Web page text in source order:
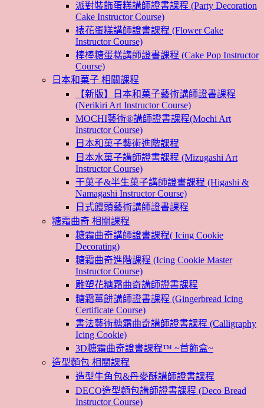
派對裝飾蛋糕講師證書課程 (Party Decoration
Cake Instructor Course)
裱花蛋糕講師證書課程 (Flower Cake
Instructor Course)
棒棒糖蛋糕講師證書課程 (Cake Pop Instructor
Course)
日本和菓子 相關課程
【新版】日本和菓子藝術講師證書課程
(Nerikiri Art Instructor Course)
MOCHI藝術®講師證書課程(Mochi Art
Instructor Course)
日本和菓子藝術進階課程
日本水菓子講師證書課程 (Mizugashi Art
Instructor Course)
干菓子&半生菓子講師證書課程 (Higashi &
Namagashi Instructor Course)
日式饅頭藝術講師證書課程
糖霜曲奇 相關課程
糖霜曲奇講師證書課程( Icing Cookie
Decorating)
糖霜曲奇進階課程 (Icing Cookie Master
Instructor Course)
雕塑花糖霜曲奇講師證書課程
糖霜薑餅講師證書課程 (Gingerbread Icing
Certificate Course)
書法藝術糖霜曲奇講師證書課程 (Calligraphy
Icing Cookie)
3D糖霜曲奇證書課程™ ~首飾盒~
造型麵包 相關課程
造型牛角包&丹麥酥講師證書課程
DECO造型麵包講師證書課程 (Deco Bread
Instructor Course)